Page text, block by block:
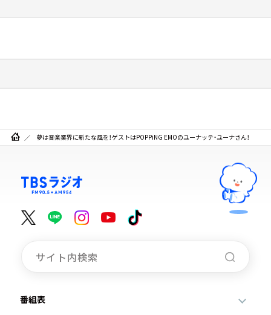
夢は音楽業界に新たな風を！ゲストはPOPPiNG EMOのユーナッテ・ユーナさん！
番組表